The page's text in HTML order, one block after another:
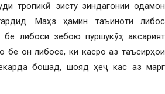
тропикӣ зисту зиндагонии одамон
Маҳз ҳамин таъиноти либос
либоси зебою пуршукўҳ аксарият
бе он либосе, ки касро аз таъсирҳои
бошад, шояд ҳеҷ кас аз марг